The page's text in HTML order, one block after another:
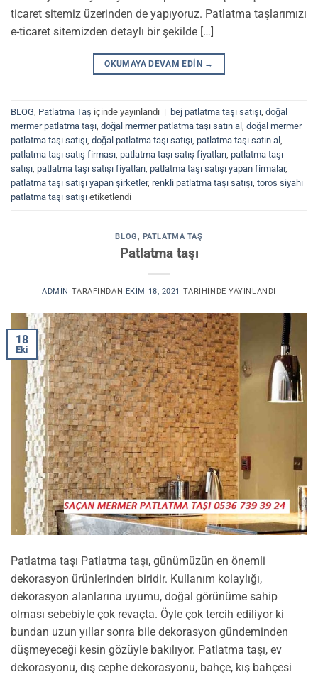
ticaret sitemiz üzerinden de yapıyoruz. Patlatma taşlarımızı
e-ticaret sitemizden detaylı bir şekilde […]
OKUMAYA DEVAM EDIN →
BLOG, Patlatma Taş içinde yayınlandı | bej patlatma taşı satışı, doğal
mermer patlatma taşı, doğal mermer patlatma taşı satın al , doğal mermer
patlatma taşı satışı, doğal patlatma taşı satışı, patlatma taşı satın al ,
patlatma taşı satış firması, patlatma taşı satış fiyatları, patlatma taşı
satışı, patlatma taşı satışı fiyatları, patlatma taşı satışı yapan firmalar,
patlatma taşı satışı yapan şirketler, renkli patlatma taşı satışı, toros siyahı
patlatma taşı satışı etiketlendi
BLOG, PATLATMA TAŞ
Patlatma taşı
ADMIN TARAFINDAN EKIM 18, 2021 TARIHINDE YAYINLANDI
18
Eki
Patlatma taşı Patlatma taşı, günümüzün en önemli
dekorasyon ürünlerinden biridir. Kullanım kolaylığı,
dekorasyon alanlarına uyumu, doğal görünüme sahip
olması sebebiyle çok revaçta. Öyle çok tercih ediliyor ki
bundan uzun yıllar sonra bile dekorasyon gündeminden
düşmeyeceği kesin gözüyle bakılıyor. Patlatma taşı, ev
dekorasyonu, dış cephe dekorasyonu, bahçe, kış bahçesi